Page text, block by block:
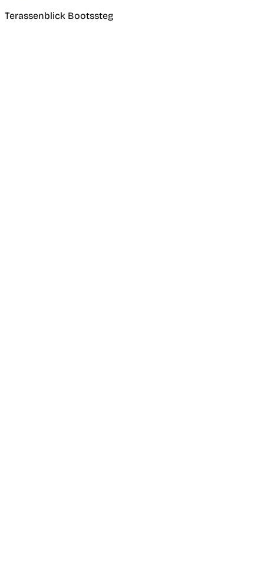
Terassenblick Bootssteg